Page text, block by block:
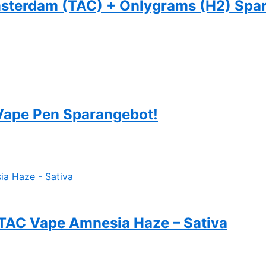
(TAC) + Onlygrams (H2)
Pen Sparangebot!
Vape Amnesia Haze – Sativa